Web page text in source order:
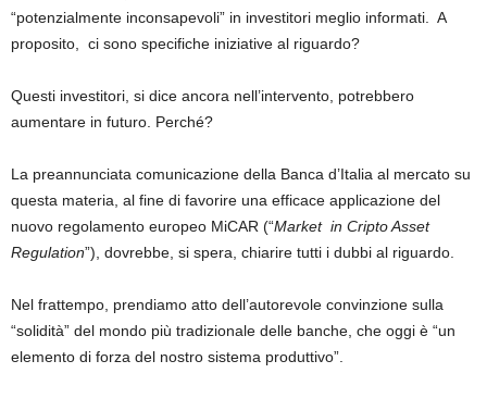
“potenzialmente inconsapevoli” in investitori meglio informati.
A
proposito,
ci sono specifiche iniziative al riguardo?
Questi investitori, si dice ancora nell’intervento, potrebbero
aumentare in futuro. Perché?
La preannunciata comunicazione della Banca d’Italia al mercato su
questa materia, al fine di favorire una efficace applicazione del
nuovo regolamento europeo MiCAR (“Market in Cripto Asset
Regulation”), dovrebbe, si spera, chiarire tutti i dubbi al riguardo.
Nel frattempo, prendiamo atto dell’autorevole convinzione sulla
“solidità” del mondo più tradizionale delle banche, che oggi è “un
elemento di forza del nostro sistema produttivo”.